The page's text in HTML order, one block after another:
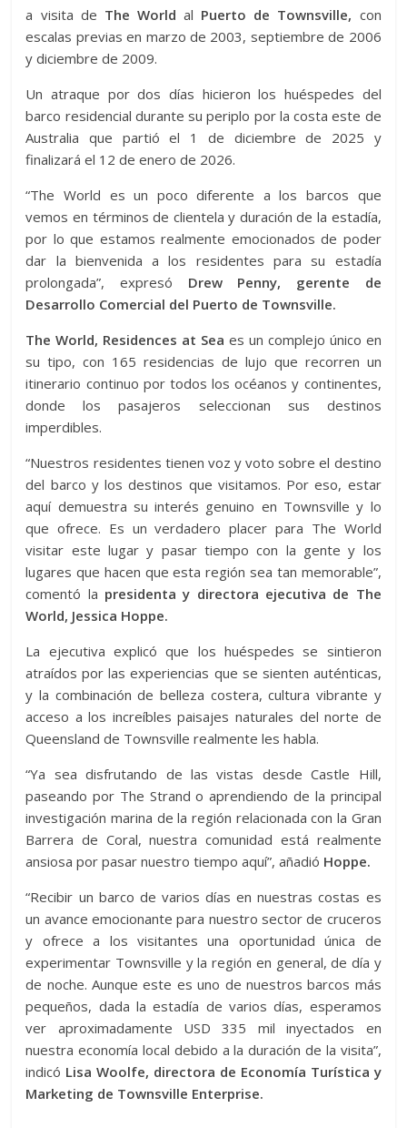
a visita de The World al Puerto de Townsville, con
escalas previas en marzo de 2003, septiembre de 2006
y diciembre de 2009.
Un atraque por dos días hicieron los huéspedes del
barco residencial durante su periplo por la costa este de
Australia que partió el 1 de diciembre de 2025 y
finalizará el 12 de enero de 2026.
“The World es un poco diferente a los barcos que
vemos en términos de clientela y duración de la estadía,
por lo que estamos realmente emocionados de poder
dar la bienvenida a los residentes para su estadía
prolongada”, expresó Drew Penny, gerente de
Desarrollo Comercial del Puerto de Townsville.
The World, Residences at Sea es un complejo único en
su tipo, con 165 residencias de lujo que recorren un
itinerario continuo por todos los océanos y continentes,
donde los pasajeros seleccionan sus destinos
imperdibles.
“Nuestros residentes tienen voz y voto sobre el destino
del barco y los destinos que visitamos. Por eso, estar
aquí demuestra su interés genuino en Townsville y lo
que ofrece. Es un verdadero placer para The World
visitar este lugar y pasar tiempo con la gente y los
lugares que hacen que esta región sea tan memorable”,
comentó la presidenta y directora ejecutiva de The
World, Jessica Hoppe.
La ejecutiva explicó que los huéspedes se sintieron
atraídos por las experiencias que se sienten auténticas,
y la combinación de belleza costera, cultura vibrante y
acceso a los increíbles paisajes naturales del norte de
Queensland de Townsville realmente les habla.
“Ya sea disfrutando de las vistas desde Castle Hill,
paseando por The Strand o aprendiendo de la principal
investigación marina de la región relacionada con la Gran
Barrera de Coral, nuestra comunidad está realmente
ansiosa por pasar nuestro tiempo aquí”, añadió Hoppe.
“Recibir un barco de varios días en nuestras costas es
un avance emocionante para nuestro sector de cruceros
y ofrece a los visitantes una oportunidad única de
experimentar Townsville y la región en general, de día y
de noche. Aunque este es uno de nuestros barcos más
pequeños, dada la estadía de varios días, esperamos
ver aproximadamente USD 335 mil inyectados en
nuestra economía local debido a la duración de la visita”,
indicó Lisa Woolfe, directora de Economía Turística y
Marketing de Townsville Enterprise.